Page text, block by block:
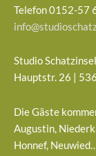
Telefon 0152-57
Studio Schatzinsel
Hauptstr. 26 |
Die Gäste
Augustin,
Honnef,